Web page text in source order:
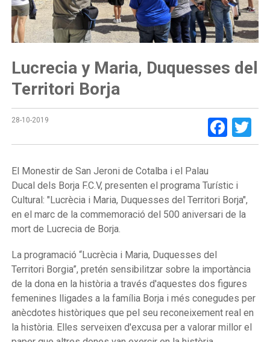
Lucrecia y Maria, Duquesses del
Territori Borja
28-10-2019
El Monestir de San Jeroni de Cotalba i el Palau
Ducal dels Borja F.C.V, presenten el programa Turístic i
Cultural: "Lucrècia i Maria, Duquesses del Territori Borja",
en el marc de la commemoració del 500 aniversari de la
mort de Lucrecia de Borja.
La programació “Lucrècia i Maria, Duquesses del
Territori Borgia”, pretén sensibilitzar sobre la importància
de la dona en la història a través d'aquestes dos figures
femenines lligades a la família Borja i més conegudes per
anècdotes històriques que pel seu reconeixement real en
la història. Elles serveixen d'excusa per a valorar millor el